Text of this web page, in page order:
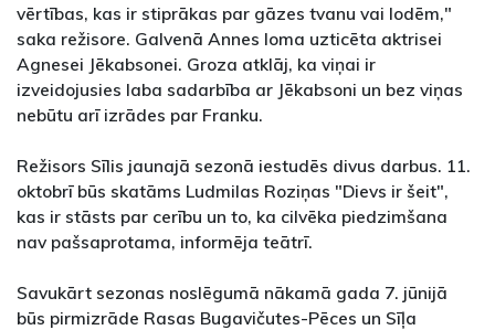
vērtības, kas ir stiprākas par gāzes tvanu vai lodēm,"
saka režisore. Galvenā Annes loma uzticēta aktrisei
Agnesei Jēkabsonei. Groza atklāj, ka viņai ir
izveidojusies laba sadarbība ar Jēkabsoni un bez viņas
nebūtu arī izrādes par Franku.
Režisors Sīlis jaunajā sezonā iestudēs divus darbus. 11.
oktobrī būs skatāms Ludmilas Roziņas "Dievs ir šeit",
kas ir stāsts par cerību un to, ka cilvēka piedzimšana
nav pašsaprotama, informēja teātrī.
Savukārt sezonas noslēgumā nākamā gada 7. jūnijā
būs pirmizrāde Rasas Bugavičutes-Pēces un Sīļa